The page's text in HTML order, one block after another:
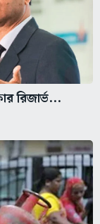
রিজার্ভ...